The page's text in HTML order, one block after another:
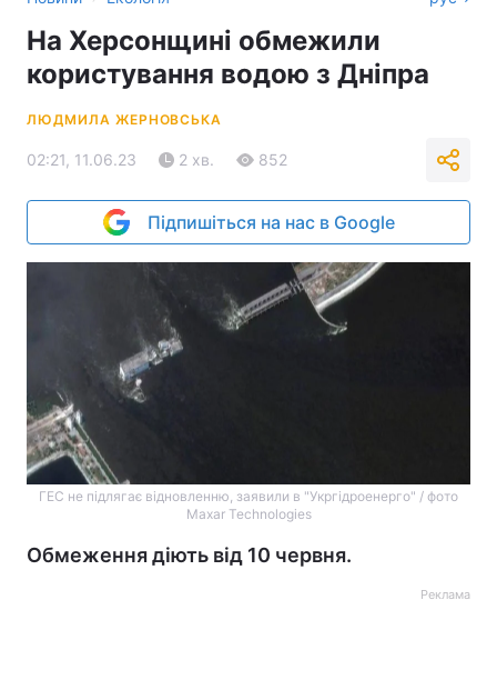
На Херсонщині обмежили
користування водою з Дніпра
ЛЮДМИЛА ЖЕРНОВСЬКА
02:21, 11.06.23 2 хв. 852
Підпишіться на нас в Google
ГЕС не підлягає відновленню, заявили в "Укргідроенерго" / фото
Maxar Technologies
Обмеження діють від 10 червня.
Реклама